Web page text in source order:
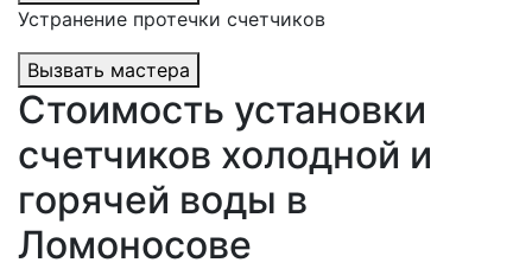
Устранение протечки счетчиков
Вызвать мастера
Стоимость установки
счетчиков холодной и
горячей воды в
Ломоносове